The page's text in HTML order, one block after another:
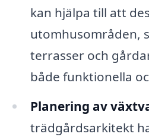
kan hjälpa till att
utomhusområden,
terrasser och
både funktionella
Planering av
trädgårdsarkitekt